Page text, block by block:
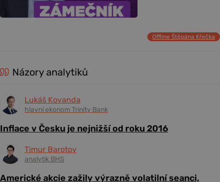
Offline Štěpána Křečka
Názory analytiků
Lukáš Kovanda
hlavní ekonom Trinity Bank
Inflace v Česku je nejnižší od roku 2016
Timur Barotov
analytik BHS
Americké akcie zažily výrazně volatilní seanci,